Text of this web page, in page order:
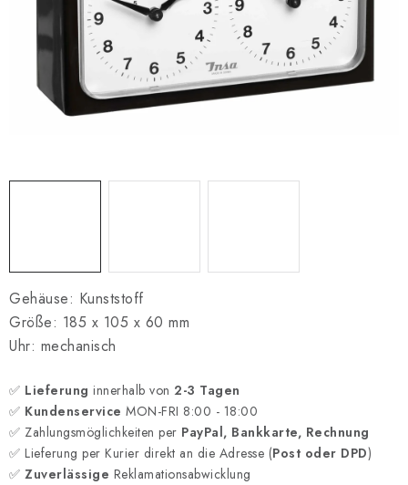
SCHACH ONLINE
SCHACH-MERCH
SCHACH GESCHENKE
Geschäftsbedingungen
Gehäuse: Kunststoff
Größe: 185 x 105 x 60 mm
Uhr: mechanisch
✅ Lieferung innerhalb von 2-3 Tagen
✅ Kundenservice MON-FRI 8:00 - 18:00
✅ Zahlungsmöglichkeiten per PayPal, Bankkarte, Rechnung
✅ Lieferung per Kurier direkt an die Adresse (Post oder DPD)
✅ Zuverlässige Reklamationsabwicklung